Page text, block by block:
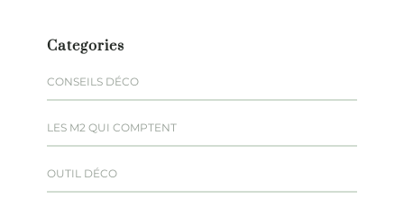
Categories
CONSEILS DÉCO
LES M2 QUI COMPTENT
OUTIL DÉCO